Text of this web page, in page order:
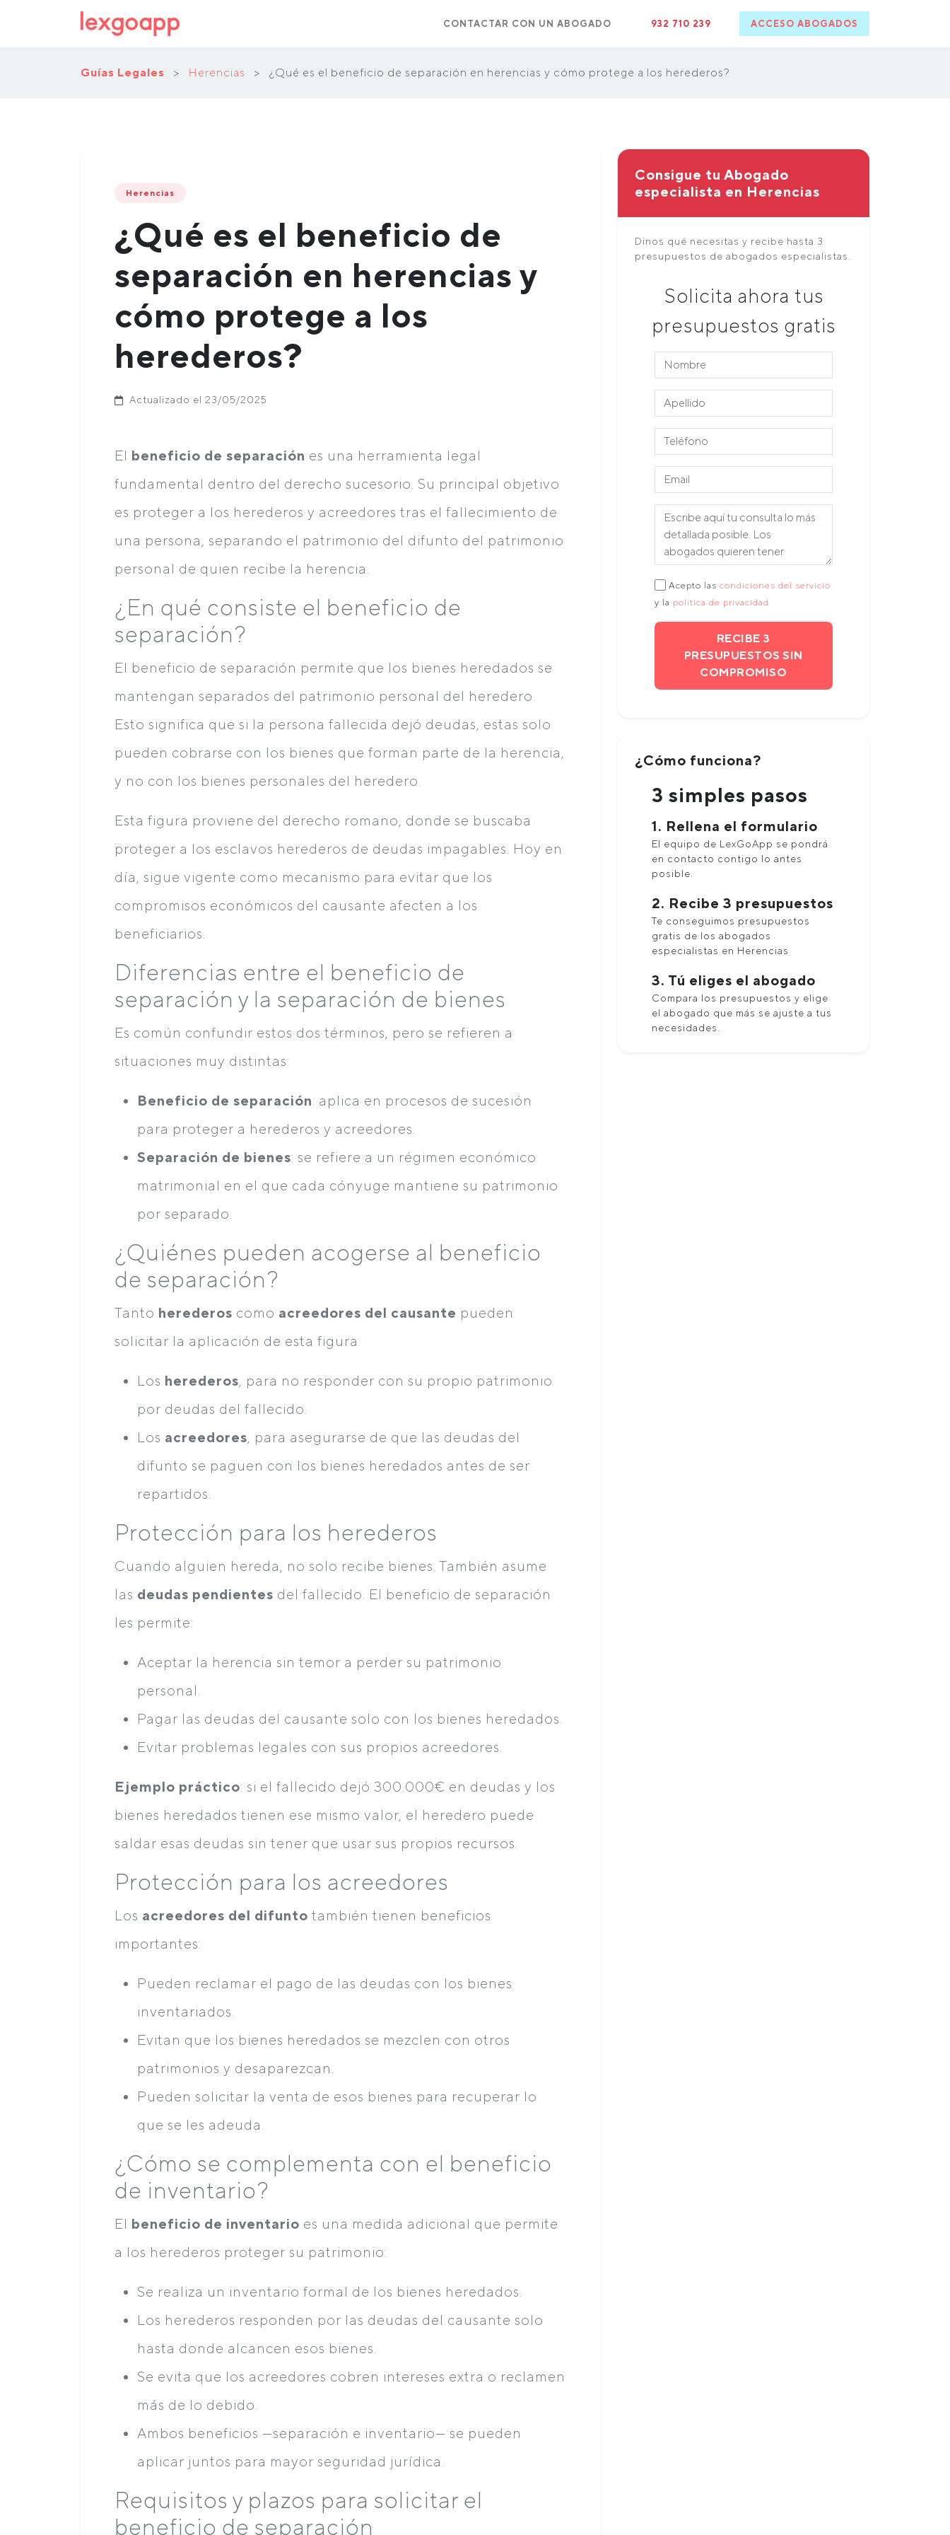
CONTACTAR CON UN ABOGADO 932 710 239 ACCESO ABOGADOS
Guías Legales > Herencias > ¿Qué es el beneficio de separación en herencias y cómo protege a los herederos?
Herencias
¿Qué es el beneficio de
separación en herencias y
cómo protege a los
herederos?
Actualizado el 23/05/2025
El beneficio de separación es una herramienta legal
fundamental dentro del derecho sucesorio. Su principal objetivo
es proteger a los herederos y acreedores tras el fallecimiento de
una persona, separando el patrimonio del difunto del patrimonio
personal de quien recibe la herencia.
¿En qué consiste el beneficio de
separación?
El beneficio de separación permite que los bienes heredados se
mantengan separados del patrimonio personal del heredero.
Esto significa que si la persona fallecida dejó deudas, estas solo
pueden cobrarse con los bienes que forman parte de la herencia,
y no con los bienes personales del heredero.
Esta figura proviene del derecho romano, donde se buscaba
proteger a los esclavos herederos de deudas impagables. Hoy en
día, sigue vigente como mecanismo para evitar que los
compromisos económicos del causante afecten a los
beneficiarios.
Diferencias entre el beneficio de
separación y la separación de bienes
Es común confundir estos dos términos, pero se refieren a
situaciones muy distintas:
Beneficio de separación: aplica en procesos de sucesión
para proteger a herederos y acreedores.
Separación de bienes: se refiere a un régimen económico
matrimonial en el que cada cónyuge mantiene su patrimonio
por separado.
¿Quiénes pueden acogerse al beneficio
de separación?
Tanto herederos como acreedores del causante pueden
solicitar la aplicación de esta figura:
Los herederos , para no responder con su propio patrimonio
por deudas del fallecido.
Los acreedores , para asegurarse de que las deudas del
difunto se paguen con los bienes heredados antes de ser
repartidos.
Protección para los herederos
Cuando alguien hereda, no solo recibe bienes. También asume
las deudas pendientes del fallecido. El beneficio de separación
les permite:
Aceptar la herencia sin temor a perder su patrimonio
personal.
Pagar las deudas del causante solo con los bienes heredados.
Evitar problemas legales con sus propios acreedores.
Ejemplo práctico: si el fallecido dejó 300.000€ en deudas y los
bienes heredados tienen ese mismo valor, el heredero puede
saldar esas deudas sin tener que usar sus propios recursos.
Protección para los acreedores
Los acreedores del difunto también tienen beneficios
importantes:
Pueden reclamar el pago de las deudas con los bienes
inventariados.
Evitan que los bienes heredados se mezclen con otros
patrimonios y desaparezcan.
Pueden solicitar la venta de esos bienes para recuperar lo
que se les adeuda.
¿Cómo se complementa con el beneficio
de inventario?
El beneficio de inventario es una medida adicional que permite
a los herederos proteger su patrimonio:
Se realiza un inventario formal de los bienes heredados.
Los herederos responden por las deudas del causante solo
hasta donde alcancen esos bienes.
Se evita que los acreedores cobren intereses extra o reclamen
más de lo debido.
Ambos beneficios —separación e inventario— se pueden
aplicar juntos para mayor seguridad jurídica.
Requisitos y plazos para solicitar el
beneficio de separación
Consigue tu Abogado
especialista en Herencias
Dinos qué necesitas y recibe hasta 3
presupuestos de abogados especialistas.
Solicita ahora tus
presupuestos gratis
Acepto las condiciones del servicio
y la política de privacidad
RECIBE 3
PRESUPUESTOS SIN
COMPROMISO
¿Cómo funciona?
3 simples pasos
1. Rellena el formulario
El equipo de LexGoApp se pondrá
en contacto contigo lo antes
posible.
2. Recibe 3 presupuestos
Te conseguimos presupuestos
gratis de los abogados
especialistas en Herencias
3. Tú eliges el abogado
Compara los presupuestos y elige
el abogado que más se ajuste a tus
necesidades.